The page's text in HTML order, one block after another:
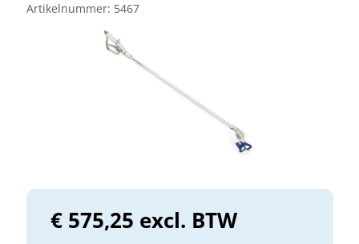
Artikelnummer: 5467
€ 575,25 excl. BTW